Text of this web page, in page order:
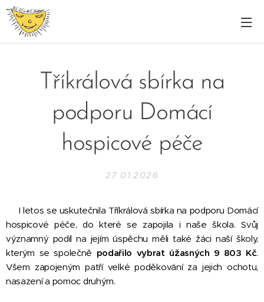
Tříkrálová sbírka na
podporu Domácí
hospicové péče
27.01.2026
I letos se uskutečnila Tříkrálová sbírka na podporu Domácí
hospicové péče, do které se zapojila i naše škola. Svůj
významný podíl na jejím úspěchu měli také žáci naší školy,
kterým se společně podařilo vybrat úžasných 9 803 Kč.
Všem zapojeným patří velké poděkování za jejich ochotu,
nasazení a pomoc druhým.